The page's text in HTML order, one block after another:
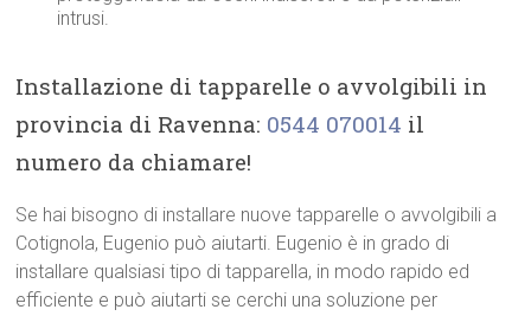
intrusi.
Installazione di tapparelle o avvolgibili in
provincia di Ravenna: 0544 070014 il
numero da chiamare!
Se hai bisogno di installare nuove tapparelle o avvolgibili a
Cotignola, Eugenio può aiutarti. Eugenio è in grado di
installare qualsiasi tipo di tapparella, in modo rapido ed
efficiente e può aiutarti se cerchi una soluzione per